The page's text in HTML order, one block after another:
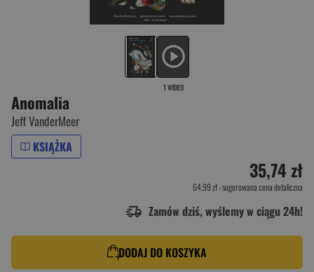
Anomalia
Jeff VanderMeer
KSIĄŻKA
1 WIDEO
35,74 zł
64,99 zł- sugerowana cena detaliczna
Zamów dziś, wyślemy w ciągu 24h!
DODAJ DO KOSZYKA